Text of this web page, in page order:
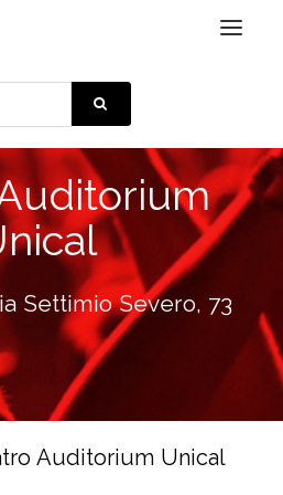
Toggle
Settimio Severo, 73
Auditorium Unical